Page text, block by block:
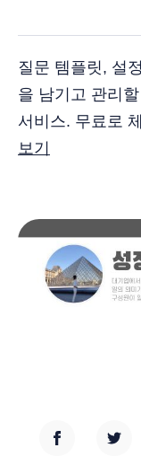
질문 템플릿, 설
을 남기고 관리
서비스. 무료로
보기